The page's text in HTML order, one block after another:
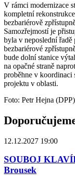
V rámci modernizace
kompletní
bezbariérově
Samozřejmostí je
byla v neposlední řadě
bezbariérové
bude dolní stanice
na opačné straně
proběhne v koordinaci
projektu v oblasti.
Foto: Petr Hejna (DPP)
12.12.2027 19:00
SOUBOJ
Brousek